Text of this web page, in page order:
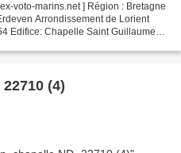
voto-marins.net ] Région : Bretagne
Arrondissement de Lorient
Edifice: Chapelle Saint Guillaume
(4)